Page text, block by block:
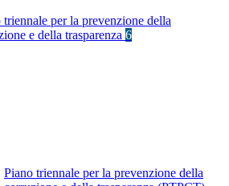
triennale per la prevenzione della
e della trasparenza 6
Piano triennale per la prevenzione della